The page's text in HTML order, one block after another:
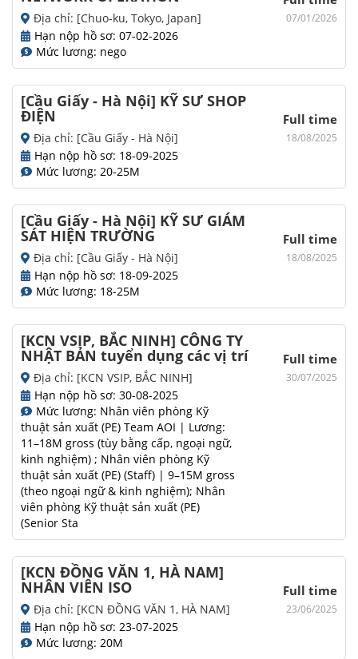
Địa chỉ: [Chuo-ku, Tokyo, Japan]
Hạn nộp hồ sơ: 07-02-2026
Mức lương: nego
07/01/2026
[Cầu Giấy - Hà Nội] KỸ SƯ SHOP
ĐIỆN
Địa chỉ: [Cầu Giấy - Hà Nội]
Hạn nộp hồ sơ: 18-09-2025
Mức lương: 20-25M
Full time
18/08/2025
[Cầu Giấy - Hà Nội] KỸ SƯ GIÁM
SÁT HIỆN TRƯỜNG
Địa chỉ: [Cầu Giấy - Hà Nội]
Hạn nộp hồ sơ: 18-09-2025
Mức lương: 18-25M
Full time
18/08/2025
[KCN VSIP, BẮC NINH] CÔNG TY
NHẬT BẢN tuyển dụng các vị trí
Địa chỉ: [KCN VSIP, BẮC NINH]
Hạn nộp hồ sơ: 30-08-2025
Mức lương: Nhân viên phòng Kỹ
thuật sản xuất (PE) Team AOI | Lương:
11–18M gross (tùy bằng cấp, ngoại ngữ,
kinh nghiệm) ; Nhân viên phòng Kỹ
thuật sản xuất (PE) (Staff) | 9–15M gross
(theo ngoại ngữ & kinh nghiệm); Nhân
viên phòng Kỹ thuật sản xuất (PE)
(Senior Sta
Full time
30/07/2025
[KCN ĐỒNG VĂN 1, HÀ NAM]
NHÂN VIÊN ISO
Địa chỉ: [KCN ĐỒNG VĂN 1, HÀ NAM]
Hạn nộp hồ sơ: 23-07-2025
Mức lương: 20M
Full time
23/06/2025